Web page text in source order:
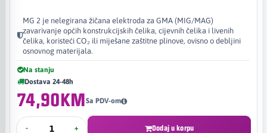
MG 2 je nelegirana žičana elektroda za GMA (MIG/MAG)
zavarivanje općih konstrukcijskih čelika, cijevnih čelika i livenih
čelika, koristeći CO₂ ili miješane zaštitne plinove, ovisno o debljini
osnovnog materijala.
Na stanju
Dostava 24-48h
74,90KMSa PDV-om
- + Dodaj u korpu